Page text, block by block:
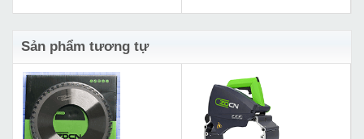
Sản phẩm tương tự